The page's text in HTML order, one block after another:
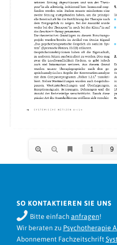
SO KONTAKTIEREN SIE UNS
Bitte einfach anfragen!
Wir beraten zu Psychotherapie
Abonnement Fachzeitschrift